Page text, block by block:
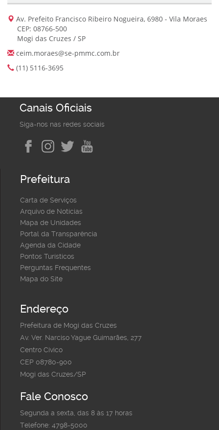
Av. Prefeito Francisco Ribeiro Nogueira, 6980 - Vila Moraes
CEP: 08766-500
Mogi das Cruzes / SP
ceim.moraes@se-pmmc.com.br
(11) 5116-3695
Canais Oficiais
Siga-nos nas redes sociais
Prefeitura
Carta de Serviços
Arquivo de Notícias
Mapa de Unidades
Portal da Transparência
Agenda da Cidade
Pontos Turísticos
Perguntas Frequentes
Mapa do Site
Endereço
Prefeitura de Mogi das Cruzes
Av. Ver. Narciso Yague Guimarães, 277
Centro Cívico
CEP 08780-900
Mogi das Cruzes/SP
Fale Conosco
Segunda a sexta, das 8 às 17 horas
Telefone: 4798-5000